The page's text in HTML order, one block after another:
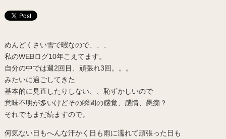
めんどくさい雪で暇なので、、、
私のWEBログ10年こえてます。
自分の中では週2回目、頑張れ3回。。。
みたいに過ごしてきた
基本的に見直したりしない、、恥ずかしいので
意味不明が多いけどその瞬間の感覚、感情、愚痴？
それでもまだ続ますので。
何気ない日もへんな汗かく日も雨に濡れて頑張った日も